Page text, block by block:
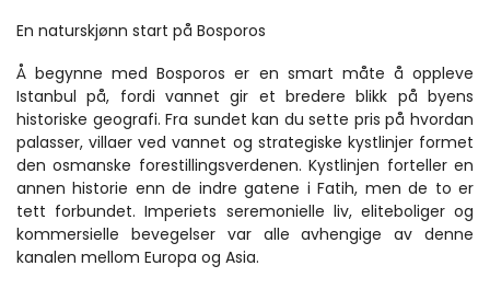
En naturskjønn start på Bosporos
Å begynne med Bosporos er en smart måte å oppleve
Istanbul på, fordi vannet gir et bredere blikk på byens
historiske geografi. Fra sundet kan du sette pris på hvordan
palasser, villaer ved vannet og strategiske kystlinjer formet
den osmanske forestillingsverdenen. Kystlinjen forteller en
annen historie enn de indre gatene i Fatih, men de to er
tett forbundet. Imperiets seremonielle liv, eliteboliger og
kommersielle bevegelser var alle avhengige av denne
kanalen mellom Europa og Asia.